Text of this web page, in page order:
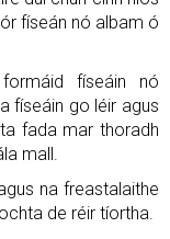
físeán nó albam ó
físeáin nó
físeáin go léir agus
fada mar thoradh
mall.
na freastalaithe
de réir tíortha.